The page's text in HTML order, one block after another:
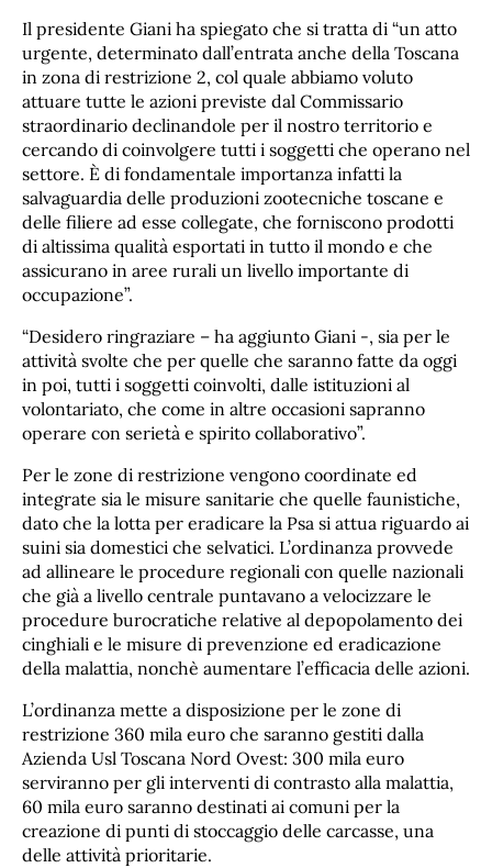
Il presidente Giani ha spiegato che si tratta di “un atto
urgente, determinato dall’entrata anche della Toscana
in zona di restrizione 2, col quale abbiamo voluto
attuare tutte le azioni previste dal Commissario
straordinario declinandole per il nostro territorio e
cercando di coinvolgere tutti i soggetti che operano nel
settore. È di fondamentale importanza infatti la
salvaguardia delle produzioni zootecniche toscane e
delle filiere ad esse collegate, che forniscono prodotti
di altissima qualità esportati in tutto il mondo e che
assicurano in aree rurali un livello importante di
occupazione”.
“Desidero ringraziare – ha aggiunto Giani -, sia per le
attività svolte che per quelle che saranno fatte da oggi
in poi, tutti i soggetti coinvolti, dalle istituzioni al
volontariato, che come in altre occasioni sapranno
operare con serietà e spirito collaborativo”.
Per le zone di restrizione vengono coordinate ed
integrate sia le misure sanitarie che quelle faunistiche,
dato che la lotta per eradicare la Psa si attua riguardo ai
suini sia domestici che selvatici. L’ordinanza provvede
ad allineare le procedure regionali con quelle nazionali
che già a livello centrale puntavano a velocizzare le
procedure burocratiche relative al depopolamento dei
cinghiali e le misure di prevenzione ed eradicazione
della malattia, nonchè aumentare l’efficacia delle azioni.
L’ordinanza mette a disposizione per le zone di
restrizione 360 mila euro che saranno gestiti dalla
Azienda Usl Toscana Nord Ovest: 300 mila euro
serviranno per gli interventi di contrasto alla malattia,
60 mila euro saranno destinati ai comuni per la
creazione di punti di stoccaggio delle carcasse, una
delle attività prioritarie.